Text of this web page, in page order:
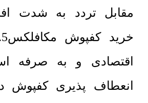
مقابل تردد به شدت
اقتصادی و به صرفه
انعطاف پذیری کفپوش